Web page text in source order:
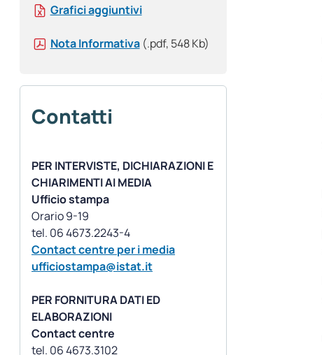
Grafici aggiuntivi
Nota Informativa (.pdf, 548 Kb)
Contatti
PER INTERVISTE, DICHIARAZIONI E
CHIARIMENTI AI MEDIA
Ufficio stampa
Orario 9-19
Contact centre per i media
ufficiostampa@istat.it
PER FORNITURA DATI ED
ELABORAZIONI
Contact centre